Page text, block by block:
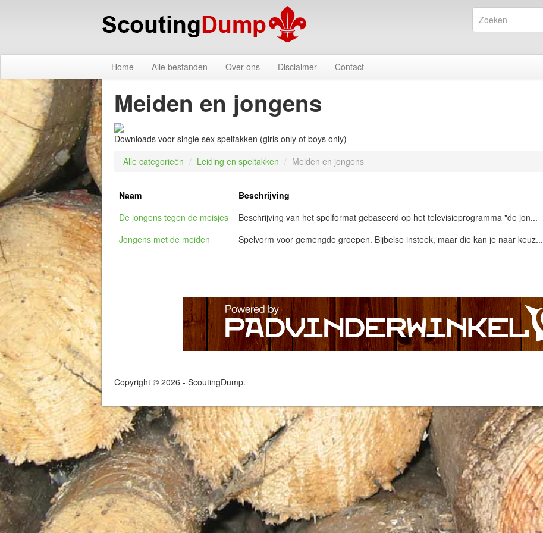
Home
Alle bestanden Over ons Disclaimer Contact
Meiden en jongens
Downloads voor single sex speltakken (girls only of boys only)
Alle categorieën / Leiding en speltakken / Meiden en jongens
Naam Beschrijving
De jongens tegen de meisjes
Beschrijving van het spelformat gebaseerd op het televisieprogramma "de jon...
Jongens met de meiden
Spelvorm voor gemengde groepen. Bijbelse insteek, maar die kan je naar keuz...
Copyright © 2026 - ScoutingDump.